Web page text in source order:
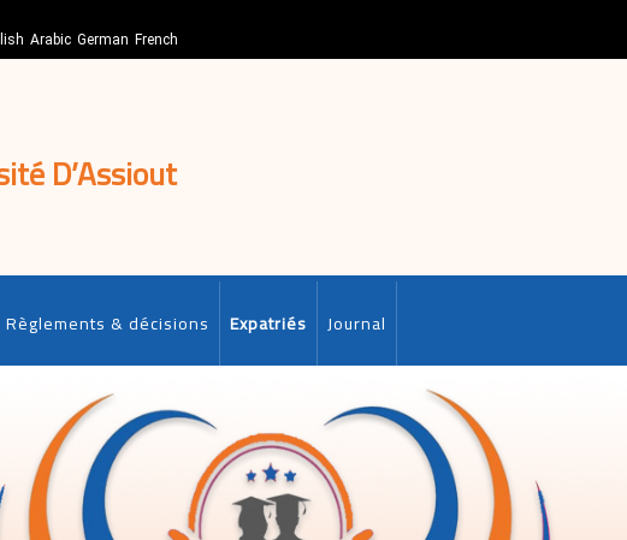
Arabic German French
D’Assiout
Règlements & décisions Expatriés Journal